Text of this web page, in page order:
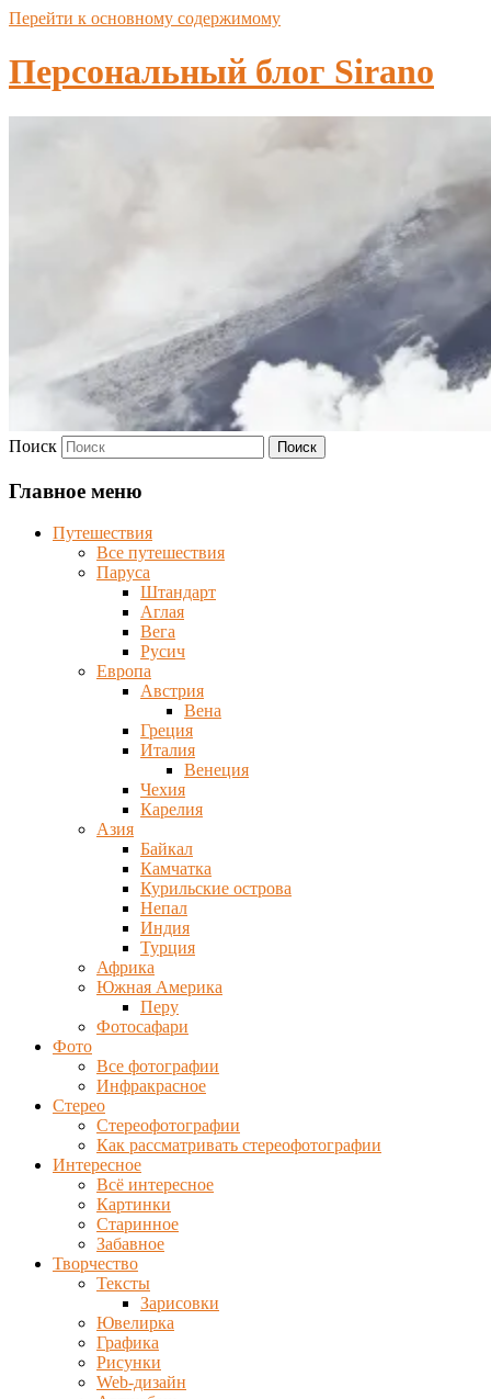
Перейти к основному содержимому
Персональный блог Sirano
Поиск
Главное меню
Путешествия
Все путешествия
Паруса
Штандарт
Аглая
Вега
Русич
Европа
Австрия
Вена
Греция
Италия
Венеция
Чехия
Карелия
Азия
Байкал
Камчатка
Курильские острова
Непал
Индия
Турция
Африка
Южная Америка
Перу
Фотосафари
Фото
Все фотографии
Инфракрасное
Стерео
Стереофотографии
Как рассматривать стереофотографии
Интересное
Всё интересное
Картинки
Старинное
Забавное
Творчество
Тексты
Зарисовки
Ювелирка
Графика
Рисунки
Web-дизайн